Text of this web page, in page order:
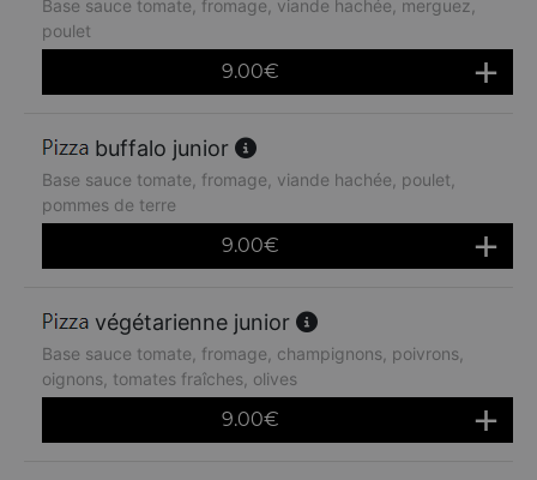
Base sauce tomate, fromage, viande hachée, merguez,
poulet
9.00€
buffalo junior
Base sauce tomate, fromage, viande hachée, poulet,
pommes de terre
9.00€
végétarienne junior
Base sauce tomate, fromage, champignons, poivrons,
oignons, tomates fraîches, olives
9.00€